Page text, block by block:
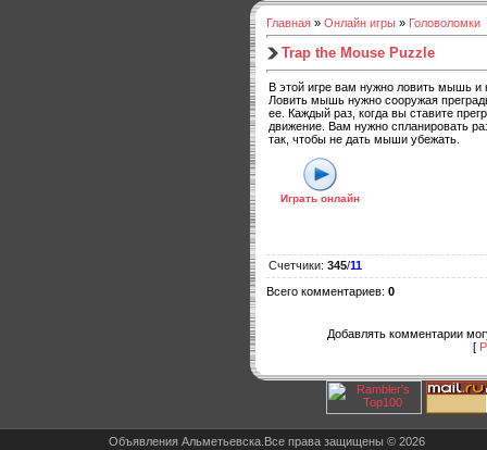
Главная » Онлайн игры » Головоломки
Trap the Mouse Puzzle
В этой игре вам нужно ловить мышь и
Ловить мышь нужно сооружая
ее. Каждый раз, когда вы ставите
движение. Вам нужно спланировать
так, чтобы не дать мыши убежать.
Играть онлайн
Счетчики: 345/11
Всего комментариев: 0
Добавлять комментарии
[
Объявления Альметьевска.Все права защищены © 2026